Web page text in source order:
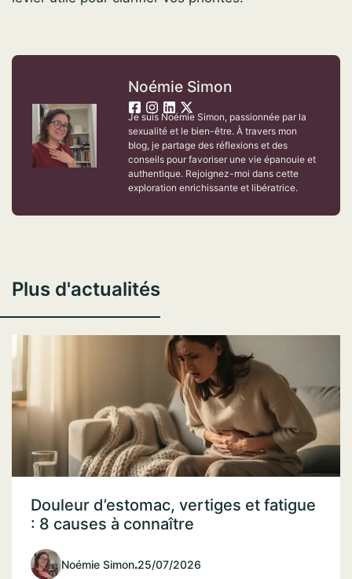
Noémie Simon
Je suis Noémie Simon, passionnée par la
sexualité et le bien-être. À travers mon
blog, je partage des réflexions et des
conseils pour favoriser une vie épanouie et
authentique. Rejoignez-moi dans cette
exploration enrichissante et libératrice.
Plus d'actualités
Douleur d’estomac, vertiges et fatigue
: 8 causes à connaître
Noémie Simon.25/07/2026